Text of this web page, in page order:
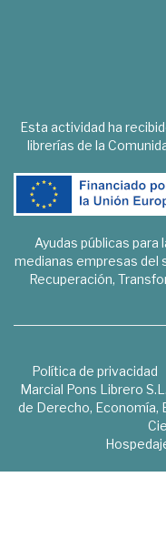
Esta actividad ha
librerías de la
Ayudas públicas para
medianas empresas del
Recuperación,
Política de privacidad
Marcial Pons Librero
de Derecho, Economía,